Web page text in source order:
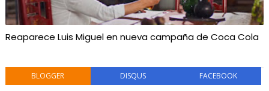
Reaparece Luis Miguel en nueva campaña de Coca Cola
BLOGGER DISQUS FACEBOOK